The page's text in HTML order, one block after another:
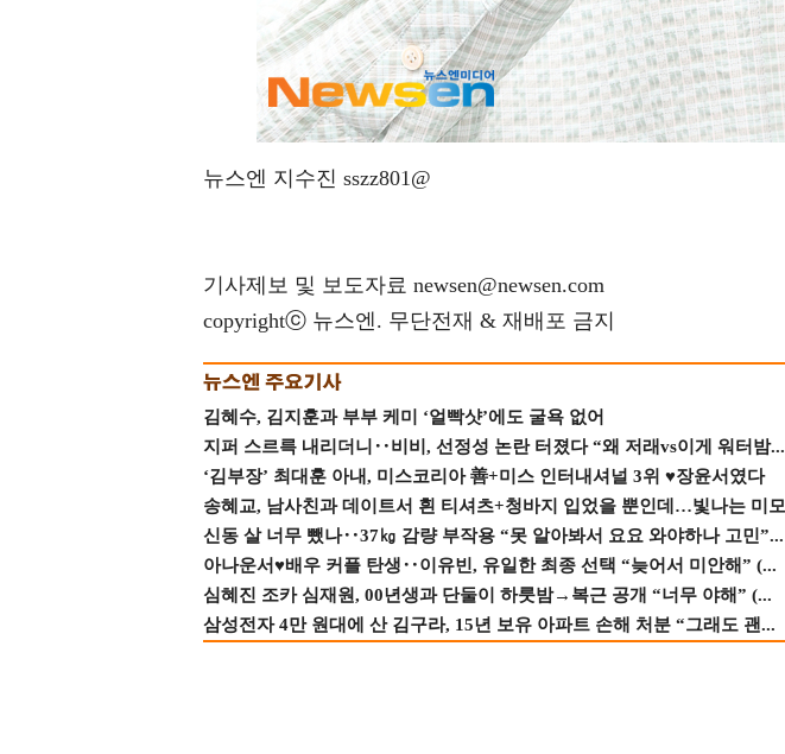
뉴스엔 지수진 sszz801@
기사제보 및 보도자료 newsen@newsen.com
copyrightⓒ 뉴스엔. 무단전재 & 재배포 금지
김혜수, 김지훈과 부부 케미 ‘얼빡샷’에도 굴욕 없어
지퍼 스르륵 내리더니‥비비, 선정성 논란 터졌다 “왜 저래vs이게 워터밤...
‘김부장’ 최대훈 아내, 미스코리아 善+미스 인터내셔널 3위 ♥장윤서였다
송혜교, 남사친과 데이트서 흰 티셔츠+청바지 입었을 뿐인데…빛나는 미모
신동 살 너무 뺐나‥37㎏ 감량 부작용 “못 알아봐서 요요 와야하나 고민”...
아나운서♥배우 커플 탄생‥이유빈, 유일한 최종 선택 “늦어서 미안해” (...
심혜진 조카 심재원, 00년생과 단둘이 하룻밤→복근 공개 “너무 야해” (...
삼성전자 4만 원대에 산 김구라, 15년 보유 아파트 손해 처분 “그래도 괜...